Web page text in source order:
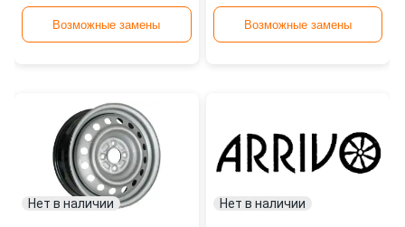
Возможные замены Возможные замены
Нет в наличии Нет в наличии